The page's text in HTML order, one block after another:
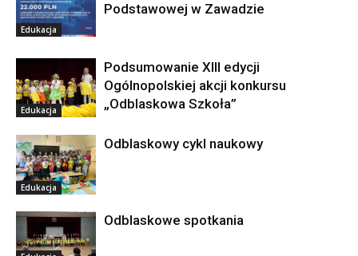
Edukacja
Podstawowej w Zawadzie
Edukacja
Podsumowanie XIII edycji
Ogólnopolskiej akcji konkursu
„Odblaskowa Szkoła”
Edukacja
Odblaskowy cykl naukowy
Odblaskowe spotkania